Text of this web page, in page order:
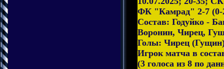
ФК "Камрад" 2-7 (0-
Состав: Годуйко -
Воронин, Чирец,
Голы: Чирец
Игрок матча в
(3 голоса из 8 по